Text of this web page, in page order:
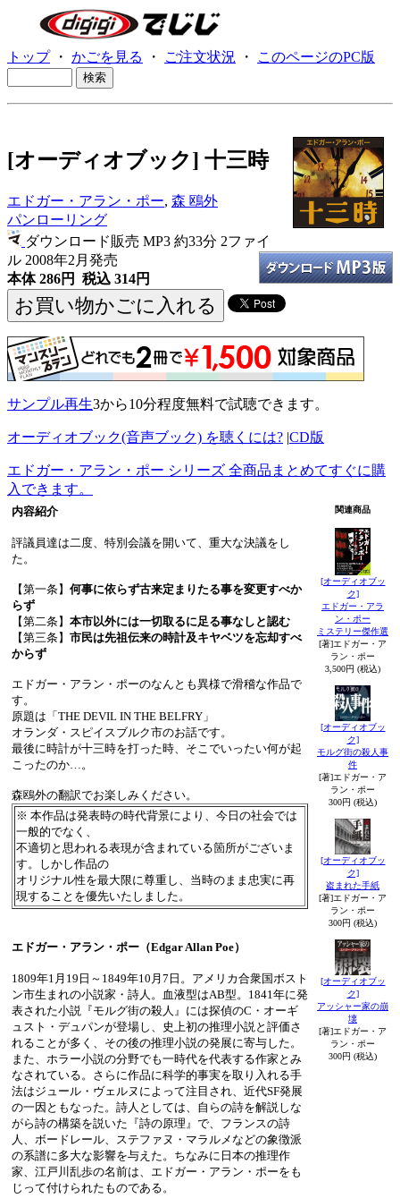
トップ・ かごを見る ・ ご注文状況 ・ このページのPC版
[オーディオブック] 十三時
エドガー・アラン・ポー, 森 鴎外
パンローリング
ダウンロード販売 MP3 約33分 2ファイ
ル 2008年2月発売
本体 286円 税込 314円
サンプル再生3から10分程度無料で試聴できます。
オーディオブック(音声ブック) を聴くには? |CD版
エドガー・アラン・ポー シリーズ 全商品まとめてすぐに購
入できます。
内容紹介
評議員達は二度、特別会議を開いて、重大な決議をし
た。
【第一条】 何事に依らず古来定まりたる事を変更すべか
らず
【第二条】 本市以外には一切取るに足る事なしと認む
【第三条】 市民は先祖伝来の時計及キヤベツを忘却すべ
からず
エドガー・アラン・ポーのなんとも異様で滑稽な作品で
す。
原題は「THE DEVIL IN THE BELFRY」
オランダ・スピイスブルク市のお話です。
最後に時計が十三時を打った時、そこでいったい何が起
こったのか…。
森鴎外の翻訳でお楽しみください。
※ 本作品は発表時の時代背景により、今日の社会では
一般的でなく、
不適切と思われる表現が含まれている箇所がございま
す。しかし作品の
オリジナル性を最大限に尊重し、当時のまま忠実に再
現することを優先いたしました。
エドガー・アラン・ポー（Edgar Allan Poe）
1809年1月19日～1849年10月7日。アメリカ合衆国ボスト
ン市生まれの小説家・詩人。血液型はAB型。1841年に発
表された小説『モルグ街の殺人』には探偵のC・オーギ
ュスト・デュパンが登場し、史上初の推理小説と評価さ
れることが多く、その後の推理小説の発展に寄与した。
また、ホラー小説の分野でも一時代を代表する作家とみ
なされている。さらに作品に科学的事実を取り入れる手
法はジュール・ヴェルヌによって注目され、近代SF発展
の一因ともなった。詩人としては、自らの詩を解説しな
がら詩の構築を説いた『詩の原理』で、フランスの詩
人、ボードレール、ステファヌ・マラルメなどの象徴派
の系譜に多大な影響を与えた。ちなみに日本の推理作
家、江戸川乱歩の名前は、エドガー・アラン・ポーをも
じって付けられたものである。
関連商品
[オーディオブッ
ク]
エドガー・アラ
ン・ポー
ミステリー傑作選
[著]エドガー・ア
ラン・ポー
3,500円 (税込)
[オーディオブッ
ク]
モルグ街の殺人事
件
[著]エドガー・ア
ラン・ポー
300円 (税込)
[オーディオブッ
ク]
盗まれた手紙
[著]エドガー・ア
ラン・ポー
300円 (税込)
[オーディオブッ
ク]
アッシャー家の崩
壊
[著]エドガー・ア
ラン・ポー
300円 (税込)